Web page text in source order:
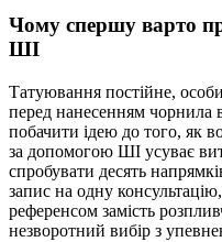
Чому спершу варто
ШІ
Татуювання постійне,
перед нанесенням чорнила
побачити ідею до того, як
за допомогою ШІ усуває
спробувати десять
запис на одну
референсом замість
незворотний вибір з